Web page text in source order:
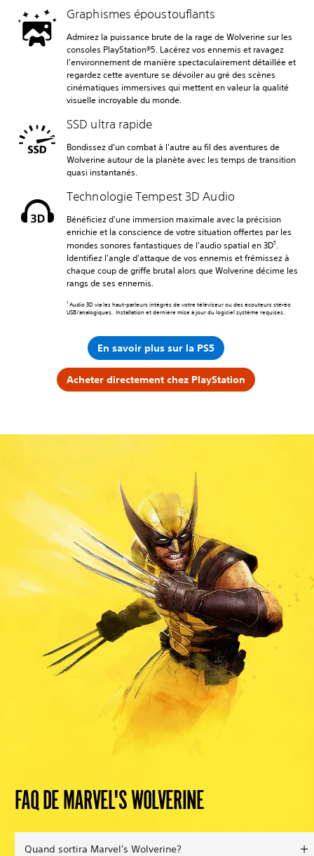
Graphismes époustouflants
Admirez la puissance brute de la rage de Wolverine sur les
consoles PlayStation®5. Lacérez vos ennemis et ravagez
l'environnement de manière spectaculairement détaillée et
regardez cette aventure se dévoiler au gré des scènes
cinématiques immersives qui mettent en valeur la qualité
visuelle incroyable du monde.
SSD ultra rapide
Bondissez d'un combat à l'autre au fil des aventures de
Wolverine autour de la planète avec les temps de transition
quasi instantanés.
Technologie Tempest 3D Audio
Bénéficiez d'une immersion maximale avec la précision
enrichie et la conscience de votre situation offertes par les
mondes sonores fantastiques de l'audio spatial en 3D1.
Identifiez l'angle d'attaque de vos ennemis et frémissez à
chaque coup de griffe brutal alors que Wolverine décime les
rangs de ses ennemis.
1 Audio 3D via les haut-parleurs intégrés de votre téléviseur ou des écouteurs stéréo
USB/analogiques. Installation et dernière mise à jour du logiciel système requises.
En savoir plus sur la PS5
Acheter directement chez PlayStation
FAQ DE MARVEL'S WOLVERINE
Quand sortira Marvel's Wolverine?